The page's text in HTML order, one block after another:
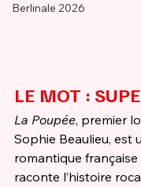
Berlinale 2026
LE MOT :
La Poupée, premier
Sophie Beaulieu, est
romantique française
raconte l’histoire